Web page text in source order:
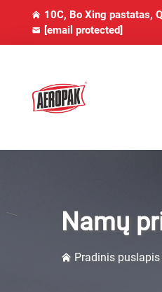
10C, Bo Xing pastatas,
[email protected]
Namų
Pradinis puslapis